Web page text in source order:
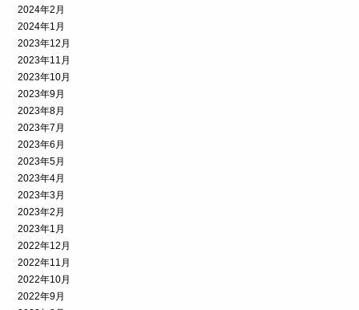
2024年2月
2024年1月
2023年12月
2023年11月
2023年10月
2023年9月
2023年8月
2023年7月
2023年6月
2023年5月
2023年4月
2023年3月
2023年2月
2023年1月
2022年12月
2022年11月
2022年10月
2022年9月